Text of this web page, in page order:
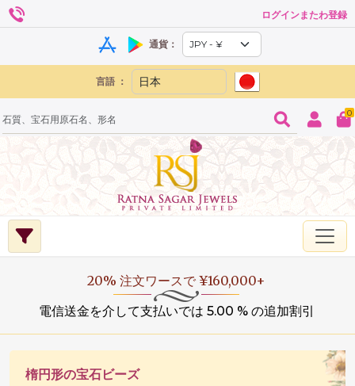
ログインまたわ登録
通貨：
言語 ：
0
20% 注文ワースで ¥160,000+
電信送金を介して支払いでは 5.00 % の追加割引
楕円形の宝石ビーズ